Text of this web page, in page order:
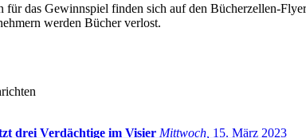
das Gewinnspiel finden sich auf den Bücherzellen-
werden Bücher verlost.
drei Verdächtige im Visier Mittwoch, 15. März 2023